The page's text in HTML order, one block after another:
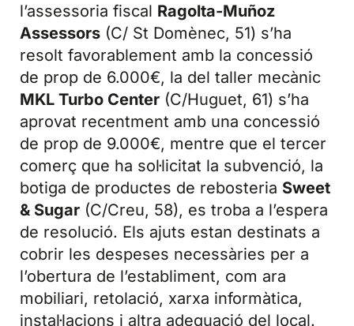
l’assessoria fiscal Ragolta-Muñoz
Assessors (C/ St Domènec, 51) s’ha
resolt favorablement amb la concessió
de prop de 6.000€, la del taller mecànic
MKL Turbo Center (C/Huguet, 61) s’ha
aprovat recentment amb una concessió
de prop de 9.000€, mentre que el tercer
comerç que ha sol·licitat la subvenció, la
botiga de productes de rebosteria Sweet
& Sugar (C/Creu, 58), es troba a l’espera
de resolució. Els ajuts estan destinats a
cobrir les despeses necessàries per a
l’obertura de l’establiment, com ara
mobiliari, retolació, xarxa informàtica,
instal·lacions i altra adequació del local.